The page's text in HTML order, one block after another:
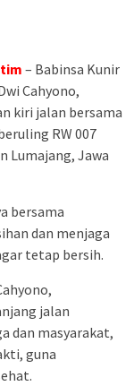
– Babinsa Kunir
Cahyono,
kiri jalan bersama
RW 007
Lumajang, Jawa
bersama
dan menjaga
tetap bersih.
jalan
dan masyarakat,
guna